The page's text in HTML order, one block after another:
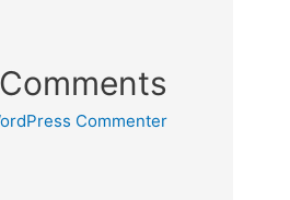
Commenter